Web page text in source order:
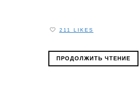
211 LIKES
ПРОДОЛЖИТЬ ЧТЕНИЕ